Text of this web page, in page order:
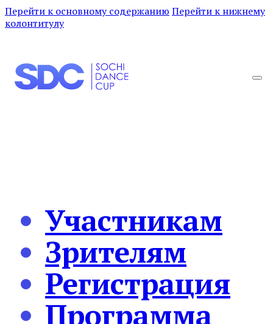
Перейти к основному содержанию Перейти к нижнему
колонтитулу
Участникам
Зрителям
Регистрация
Программа